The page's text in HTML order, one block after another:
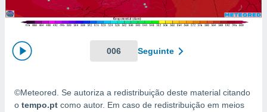
ou
permite-
a nossa
de alta
006 Seguinte
©Meteored. Se autoriza a redistribuição deste material citando
o tempo.pt como autor. Em caso de redistribuição em meios